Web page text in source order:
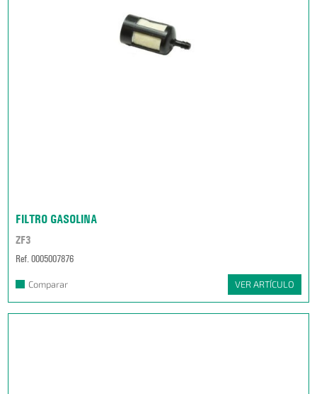
FILTRO GASOLINA
ZF3
Ref. 0005007876
Comparar VER ARTÍCULO